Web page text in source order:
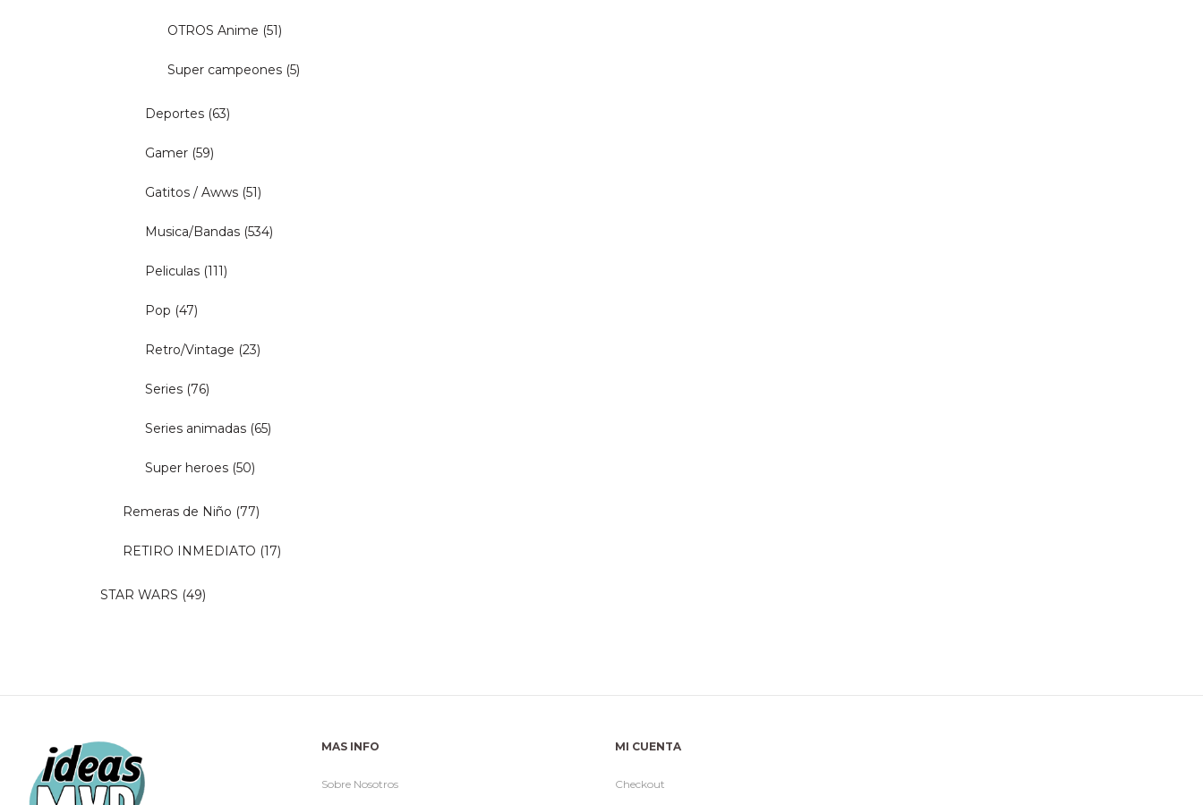
OTROS Anime (51)
Super campeones (5)
Deportes (63)
Gamer (59)
Gatitos / Awws (51)
Musica/Bandas (534)
Peliculas (111)
Pop (47)
Retro/Vintage (23)
Series (76)
Series animadas (65)
Super heroes (50)
Remeras de Niño (77)
RETIRO INMEDIATO (17)
STAR WARS (49)
MAS INFO
Sobre Nosotros
MI CUENTA
Checkout